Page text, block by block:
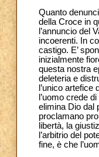
Quanto
della Croce in
l’annuncio del
incoerenti. In
castigo. E’
inizialmente
questa nostra
deleteria e
l’unico
l’uomo crede
elimina Dio dal
proclamano
libertà, la
l’arbitrio del
fine, è che